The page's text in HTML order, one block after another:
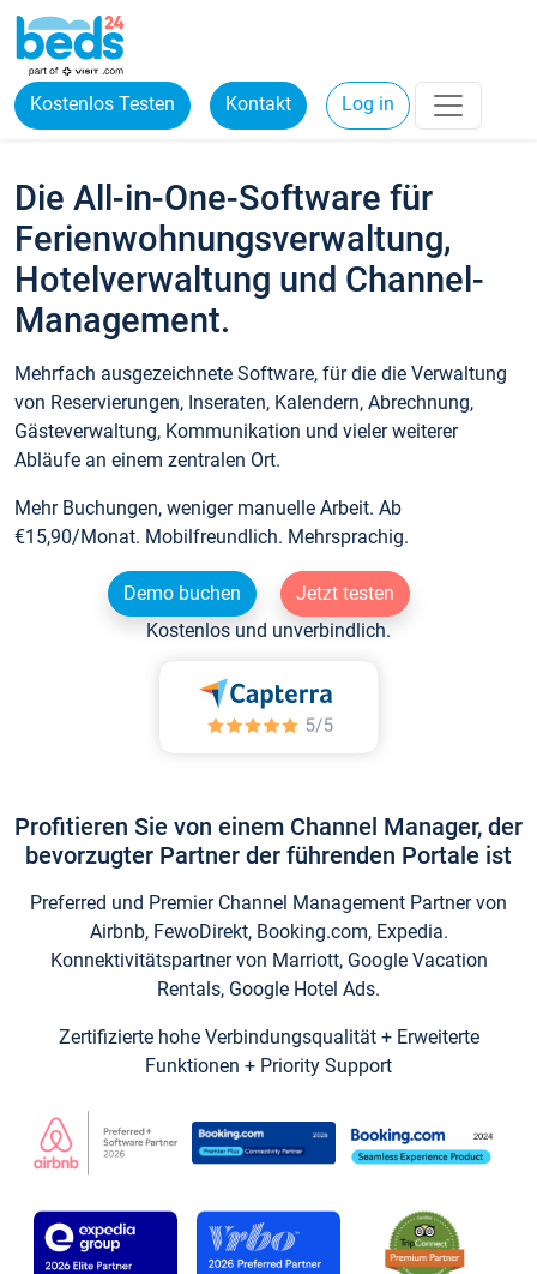
Kostenlos Testen Kontakt Log in
Die All-in-One-Software für
Ferienwohnungsverwaltung,
Hotelverwaltung und Channel-
Management.
Mehrfach ausgezeichnete Software, für die die Verwaltung
von Reservierungen, Inseraten, Kalendern, Abrechnung,
Gästeverwaltung, Kommunikation und vieler weiterer
Abläufe an einem zentralen Ort.
Mehr Buchungen, weniger manuelle Arbeit. Ab
€15,90/Monat. Mobilfreundlich. Mehrsprachig.
Demo buchen
Jetzt testen
Kostenlos und unverbindlich.
Profitieren Sie von einem Channel Manager, der
bevorzugter Partner der führenden Portale ist
Preferred und Premier Channel Management Partner von
Airbnb, FewoDirekt, Booking.com, Expedia.
Konnektivitätspartner von Marriott, Google Vacation
Rentals, Google Hotel Ads.
Zertifizierte hohe Verbindungsqualität + Erweiterte
Funktionen + Priority Support